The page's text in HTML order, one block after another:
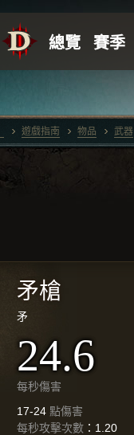
矛槍
矛
24.6
每秒傷害
17-24 點傷害
每秒攻擊次數 ：1.20
遊戲指南 物品 武器